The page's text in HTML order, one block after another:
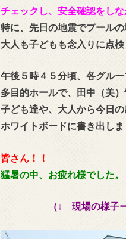
チェックし、安全確認をしな
特に、先日の地震でプール
大人も子どもも念入りに点検
午後５時４５分頃、各グル
多目的ホールで、田中（美
子ども達や、大人から今日の
ホワイトボードに書き出しま
皆さん！！
猛暑の中、お疲れ様でした。
（↓ 現場の様子